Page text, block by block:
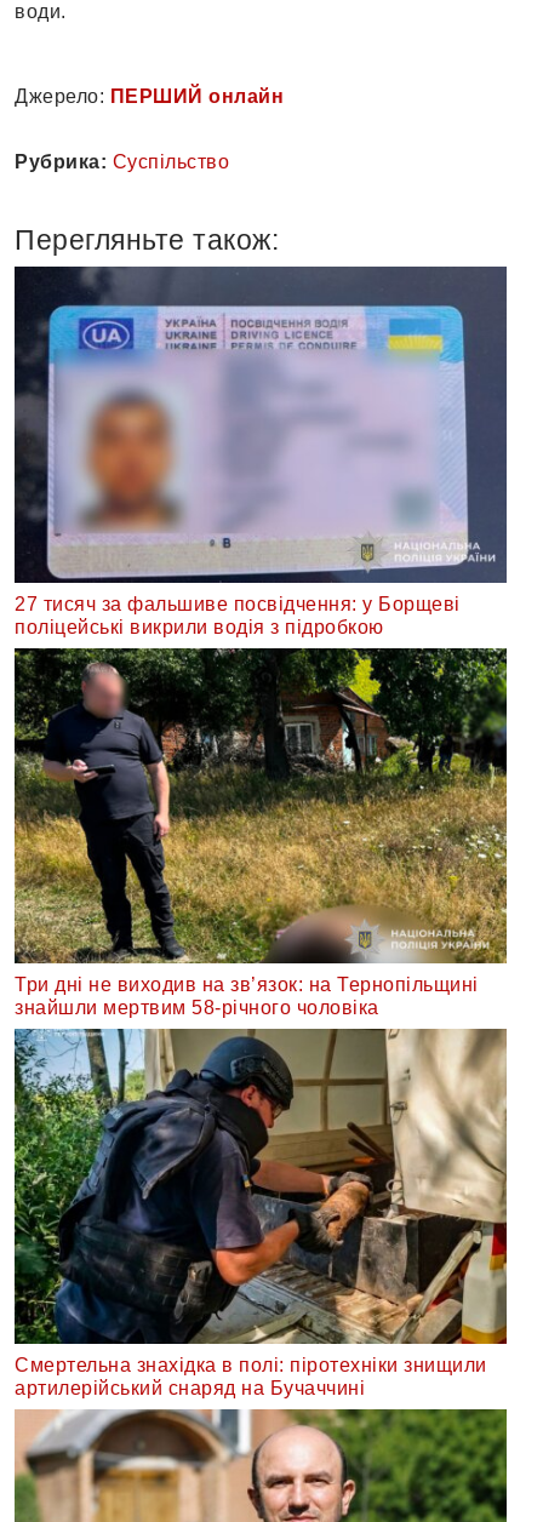
води.
Джерело: ПЕРШИЙ онлайн
Рубрика: Суспільство
Перегляньте також:
27 тисяч за фальшиве посвідчення: у Борщеві
поліцейські викрили водія з підробкою
Три дні не виходив на зв’язок: на Тернопільщині
знайшли мертвим 58-річного чоловіка
Смертельна знахідка в полі: піротехніки знищили
артилерійський снаряд на Бучаччині